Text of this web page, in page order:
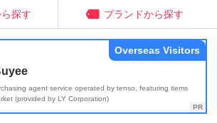
探す ブランドから探す
agent service operated by tenso, featuring items
(provided by LY Corporation)
Overseas Visitors